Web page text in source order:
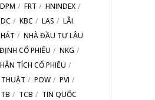
DPM FRT
HNINDEX
KBC LAS
LÃI
NHÀ ĐẦU TƯ LÂU
CỔ PHIẾU
NKG
TÍCH CỔ PHIẾU
THUẬT
POW
PVI
TCB
TIN QUỐC